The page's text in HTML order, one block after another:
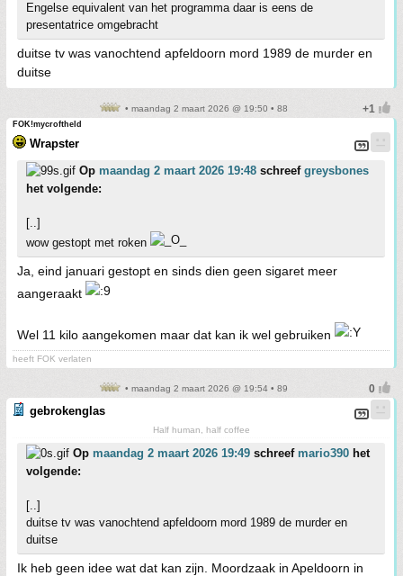
Engelse equivalent van het programma daar is eens de
presentatrice omgebracht
duitse tv was vanochtend apfeldoorn mord 1989 de murder en
duitse
• maandag 2 maart 2026 @ 19:50 • 88
FOK!mycroftheld
Wrapster
Op maandag 2 maart 2026 19:48 schreef greysbones
het volgende:
[..]
wow gestopt met roken
Ja, eind januari gestopt en sinds dien geen sigaret meer
aangeraakt
Wel 11 kilo aangekomen maar dat kan ik wel gebruiken
heeft FOK verlaten
• maandag 2 maart 2026 @ 19:54 • 89
gebrokenglas
Half human, half coffee
Op maandag 2 maart 2026 19:49 schreef mario390 het
volgende:
[..]
duitse tv was vanochtend apfeldoorn mord 1989 de murder en
duitse
Ik heb geen idee wat dat kan zijn. Moordzaak in Apeldoorn in